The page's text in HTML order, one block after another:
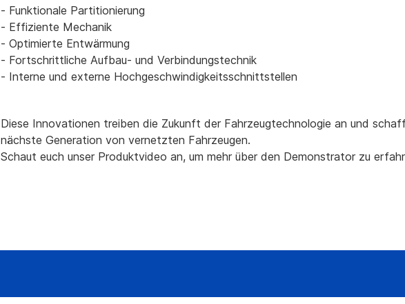
- Funktionale Partitionierung
- Effiziente Mechanik
- Optimierte Entwärmung
- Fortschrittliche Aufbau- und Verbindungstechnik
- Interne und externe Hochgeschwindigkeitsschnittstellen
Diese Innovationen treiben die Zukunft der Fahrzeugtechnologie an und
nächste Generation von vernetzten Fahrzeugen.
Schaut euch unser Produktvideo an, um mehr über den Demonstrator zu